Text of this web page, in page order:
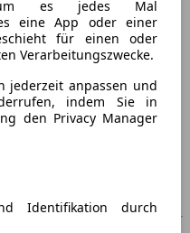
um es jedes Mal
eine App oder einer
für einen oder
Verarbeitungszwecke.
jederzeit anpassen und
indem Sie in
den Privacy Manager
Identifikation durch